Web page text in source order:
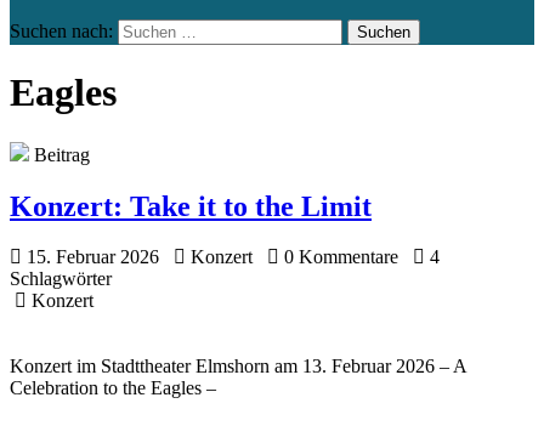
Suchen nach:
Eagles
Beitrag
Konzert: Take it to the Limit
15. Februar 2026 Konzert 0 Kommentare
4
Schlagwörter
Konzert
Konzert im Stadttheater Elmshorn am 13. Februar 2026 – A
Celebration to the Eagles –